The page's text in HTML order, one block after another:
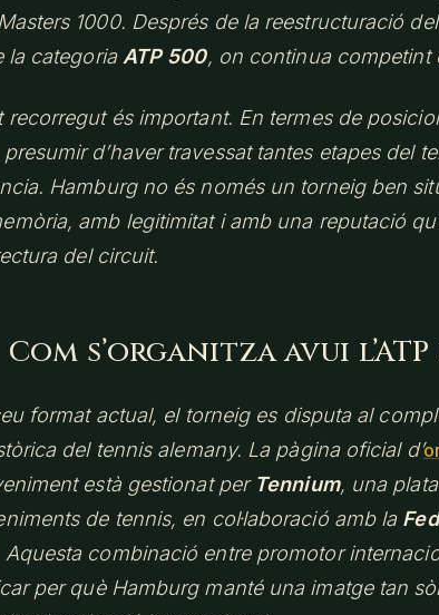
1000. Després de la reestructuració
la categoria ATP 500, on continua competint
recorregut és important. En termes de
d’haver travessat tantes etapes del
Hamburg no és només un torneig ben
amb legitimitat i amb una reputació
del circuit.
Com s’organitza avui l’ATP
format actual, el torneig es disputa al
del tennis alemany. La pàgina oficial d’
està gestionat per Tennium, una
de tennis, en col·laboració amb la
Aquesta combinació entre promotor
per què Hamburg manté una imatge tan